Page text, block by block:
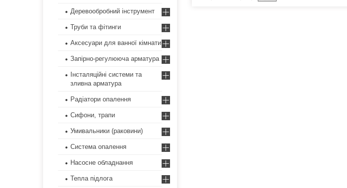
Деревообробний інструмент
Труби та фітинги
Аксесуари для ванної кімнати
Запірно-регулююча арматура
Інсталяційні системи та
зливна арматура
Радіатори опалення
Сифони, трапи
Умивальники (раковини)
Система опалення
Насосне обладнання
Тепла підлога